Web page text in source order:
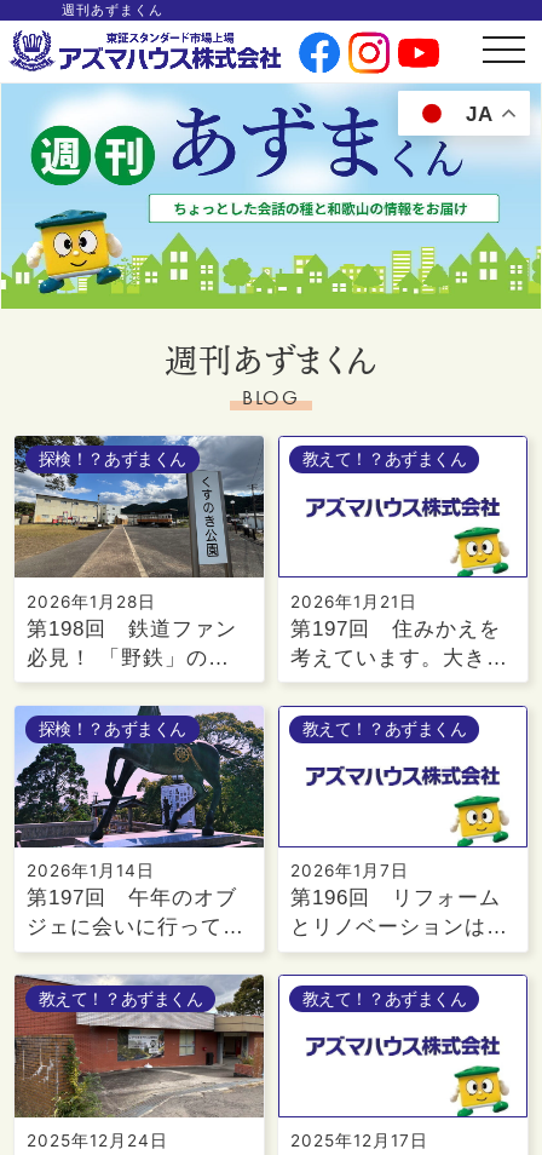
週刊あずまくん
t
o
g
l
i
o
n
JA
週刊あずまくん
BLOG
探検！？あずまくん
2026年1月28日
第198回 鉄道ファン
必見！ 「野鉄」の…
教えて！？あずまくん
2026年1月21日
第197回 住みかえを
考えています。大き…
探検！？あずまくん
2026年1月14日
第197回 午年のオブ
ジェに会いに行って…
教えて！？あずまくん
2026年1月7日
第196回 リフォーム
とリノベーションは…
教えて！？あずまくん
2025年12月24日
教えて！？あずまくん
2025年12月17日